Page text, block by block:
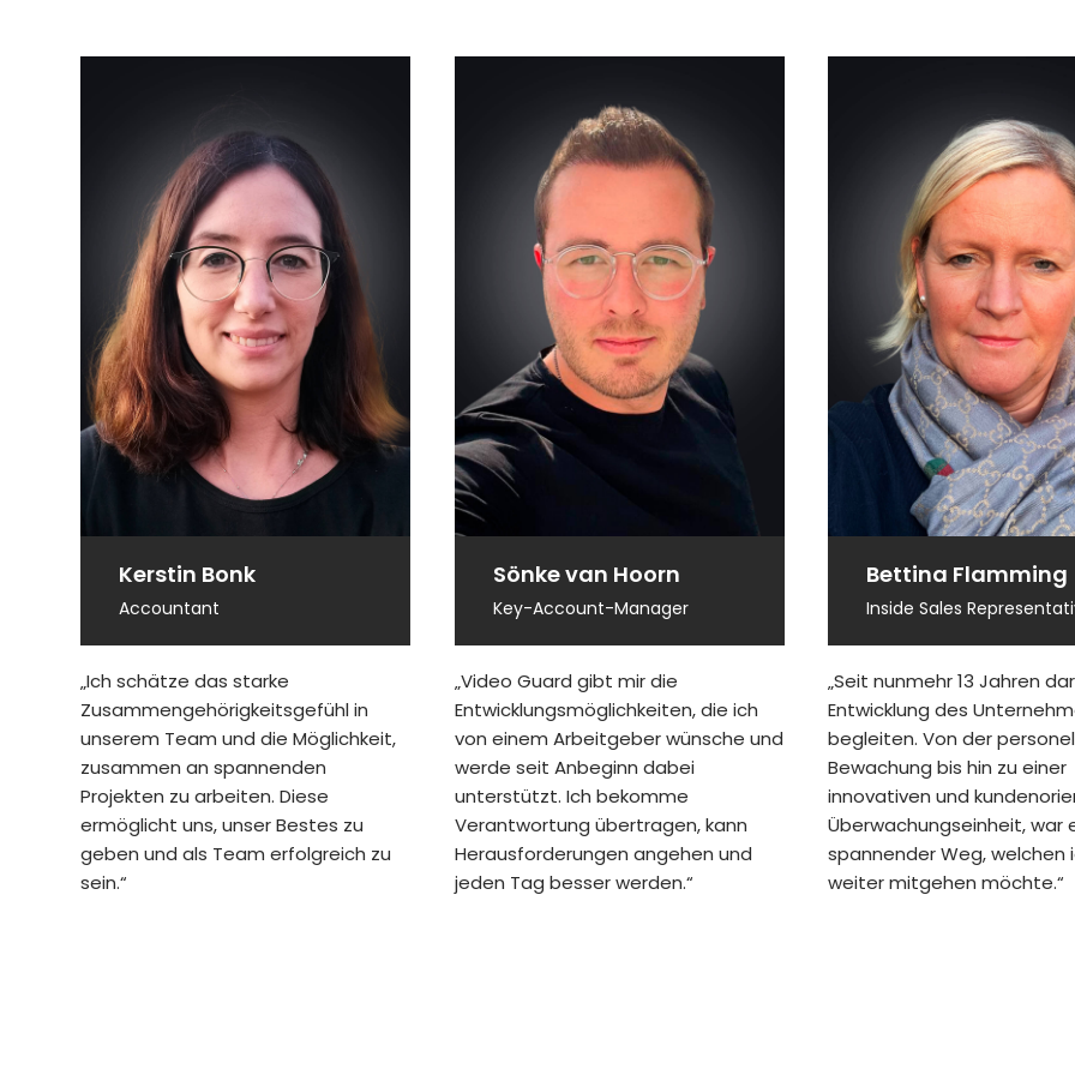
Kerstin Bonk
Accountant
„Ich schätze das starke
Zusammengehörigkeitsgefühl in
unserem Team und die Möglichkeit,
zusammen an spannenden
Projekten zu arbeiten. Diese
ermöglicht uns, unser Bestes zu
geben und als Team erfolgreich zu
sein.“
Sönke van Hoorn
Key-Account-Manager
„Video Guard gibt mir die
Entwicklungsmöglichkeiten, die ich
von einem Arbeitgeber wünsche und
werde seit Anbeginn dabei
unterstützt. Ich bekomme
Verantwortung übertragen, kann
Herausforderungen angehen und
jeden Tag besser werden.“
Bettina Flamming
Inside Sales
„Seit nunmehr 13 Jahren
Entwicklung des
begleiten. Von der
Bewachung bis hin zu einer
innovativen und
Überwachungseinheit, war
spannender Weg, welchen
weiter mitgehen möchte.“